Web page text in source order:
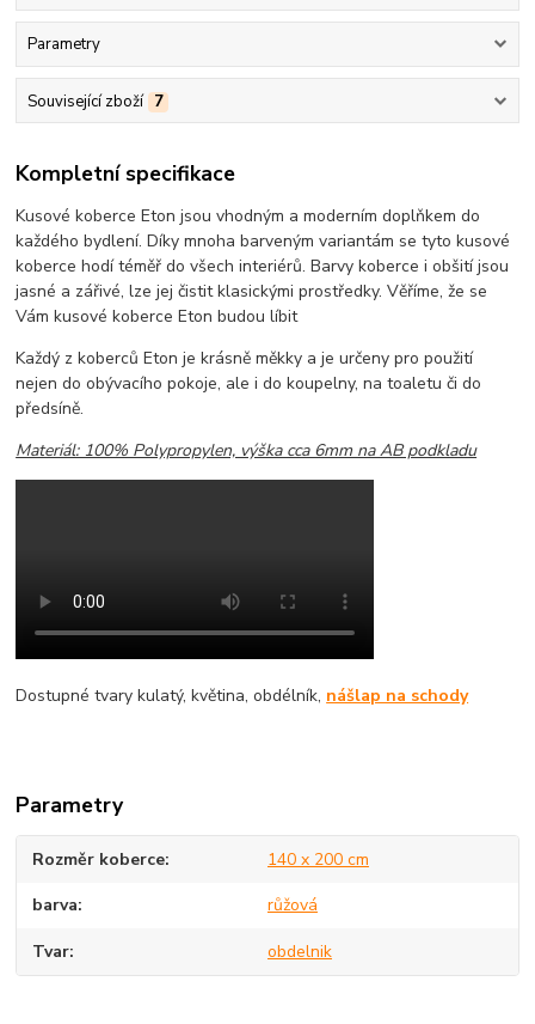
Parametry
Související zboží 7
Kompletní specifikace
Kusové koberce Eton jsou vhodným a moderním doplňkem do
každého bydlení. Díky mnoha barveným variantám se tyto kusové
koberce hodí téměř do všech interiérů. Barvy koberce i obšití jsou
jasné a zářivé, lze jej čistit klasickými prostředky. Věříme, že se
Vám kusové koberce Eton budou líbit
Každý z koberců Eton je krásně měkky a je určeny pro použití
nejen do obývacího pokoje, ale i do koupelny, na toaletu či do
předsíně.
Materiál: 100% Polypropylen, výška cca 6mm na AB podkladu
Dostupné tvary kulatý, květina, obdélník, nášlap na schody
Parametry
Rozměr koberce 140 x 200 cm
barva růžová
Tvar obdelnik